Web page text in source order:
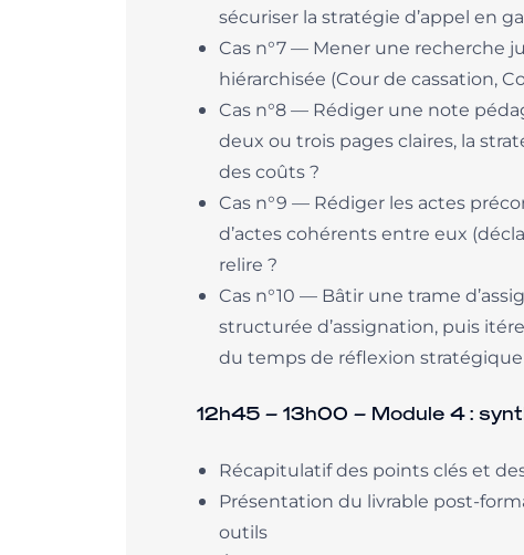
sécuriser la stratégie d’appel en
Cas n°7 — Mener une recherche
hiérarchisée (Cour de cassation,
Cas n°8 — Rédiger une note
deux ou trois pages claires, la
des coûts ?
Cas n°9 — Rédiger les actes
d’actes cohérents entre eux
relire ?
Cas n°10 — Bâtir une trame
structurée d’assignation, puis
du temps de réflexion stratégique
12h45 – 13h00 – Module 4 :
Récapitulatif des points clés et
Présentation du livrable post-
outils